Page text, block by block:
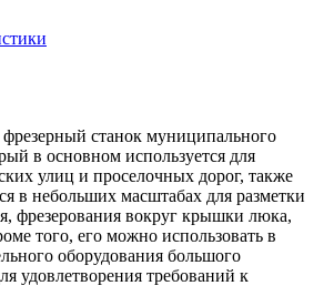
станок муниципального
в основном используется для
улиц и проселочных дорог, также
в небольших масштабах для разметки
фрезерования вокруг крышки люка,
того, его можно использовать в
оборудования большого
удовлетворения требований к